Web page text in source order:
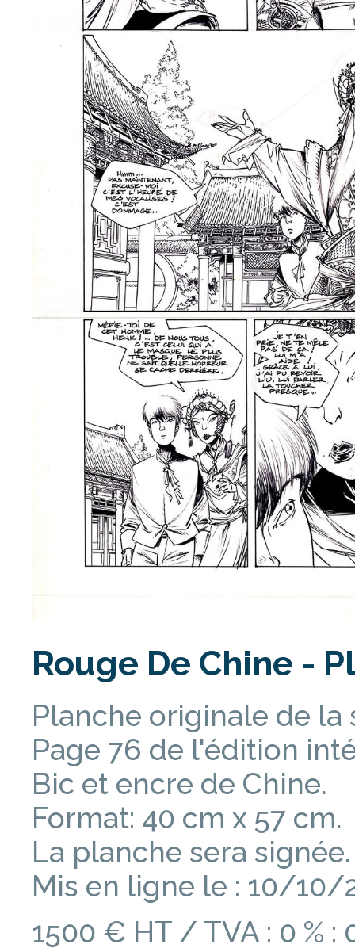
Rouge De Chine -
Planche originale de la
Page 76 de l'édition
Bic et encre de Chine.
Format: 40 cm x 57 cm.
La planche sera signée.
Mis en ligne le : 10/10/
1500 € HT / TVA : 0 % :